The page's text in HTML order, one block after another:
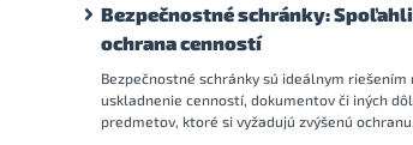
Bezpečnostné schránky:
ochrana cenností
Bezpečnostné schránky sú ideálnym riešením
uskladnenie cenností, dokumentov či iných
predmetov, ktoré si vyžadujú zvýšenú ochranu.